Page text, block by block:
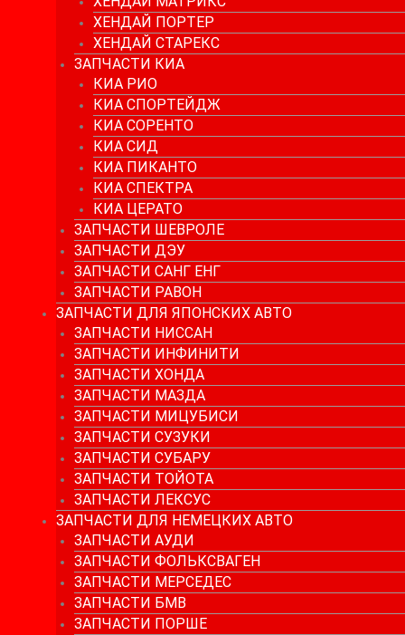
ХЕНДАЙ ПОРТЕР
ХЕНДАЙ СТАРЕКС
ЗАПЧАСТИ КИА
КИА РИО
КИА СПОРТЕЙДЖ
КИА СОРЕНТО
КИА СИД
КИА ПИКАНТО
КИА СПЕКТРА
КИА ЦЕРАТО
ЗАПЧАСТИ ШЕВРОЛЕ
ЗАПЧАСТИ ДЭУ
ЗАПЧАСТИ САНГ ЕНГ
ЗАПЧАСТИ РАВОН
ЗАПЧАСТИ ДЛЯ ЯПОНСКИХ АВТО
ЗАПЧАСТИ НИССАН
ЗАПЧАСТИ ИНФИНИТИ
ЗАПЧАСТИ ХОНДА
ЗАПЧАСТИ МАЗДА
ЗАПЧАСТИ МИЦУБИСИ
ЗАПЧАСТИ СУЗУКИ
ЗАПЧАСТИ СУБАРУ
ЗАПЧАСТИ ТОЙОТА
ЗАПЧАСТИ ЛЕКСУС
ЗАПЧАСТИ ДЛЯ НЕМЕЦКИХ АВТО
ЗАПЧАСТИ АУДИ
ЗАПЧАСТИ ФОЛЬКСВАГЕН
ЗАПЧАСТИ МЕРСЕДЕС
ЗАПЧАСТИ БМВ
ЗАПЧАСТИ ПОРШЕ